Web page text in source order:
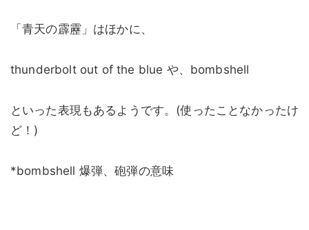
「青天の霹靂」はほかに、
thunderbolt out of the blue や、bombshell
といった表現もあるようです。(使ったことなかったけ
ど！)
*bombshell 爆弾、砲弾の意味